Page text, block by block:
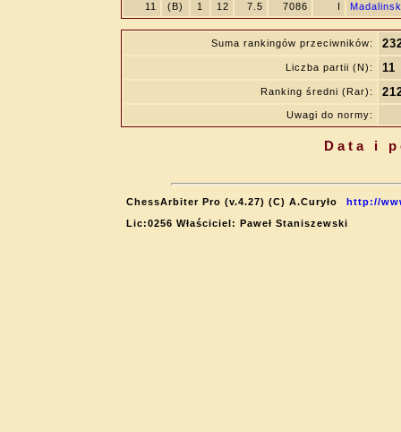
11
(B) 1 12 7.5 7086 I
Suma rankingów przeciwników:
Liczba partii (N): 11
Ranking średni (Rar):
Uwagi do normy:
Data i
ChessArbiter Pro (v.4.27) (C) A.Curyło
http://
Lic:0256 Właściciel: Paweł Staniszewski